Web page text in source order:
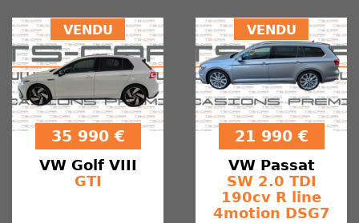
VENDU
35 990 €
VW Golf VIII
GTI
VENDU
21 990 €
VW Passat
SW 2.0 TDI
190cv R line
4motion DSG7